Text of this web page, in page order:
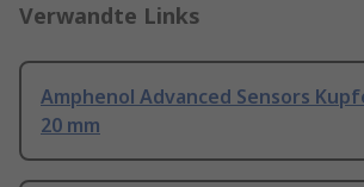
Verwandte Links
Amphenol Advanced Sensors
20 mm